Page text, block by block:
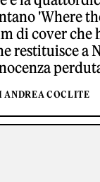
'Where
di cover che
restituisce a
ANDREA COCLITE